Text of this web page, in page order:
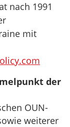
nach 1991
mit
der
OUN-
weiterer